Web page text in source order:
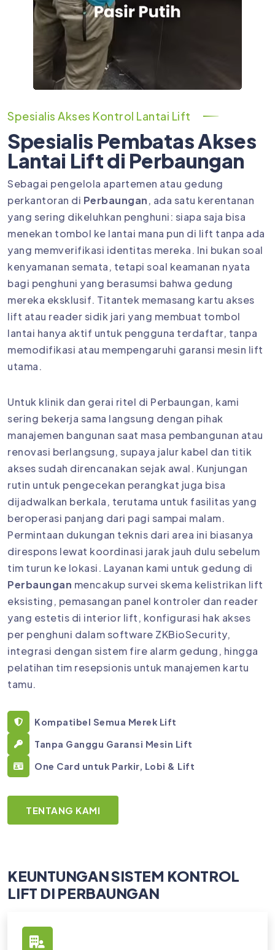
Spesialis Akses Kontrol Lantai Lift
Spesialis Pembatas Akses
Lantai Lift di Perbaungan
Sebagai pengelola apartemen atau gedung
perkantoran di Perbaungan, ada satu kerentanan
yang sering dikeluhkan penghuni: siapa saja bisa
menekan tombol ke lantai mana pun di lift tanpa ada
yang memverifikasi identitas mereka. Ini bukan soal
kenyamanan semata, tetapi soal keamanan nyata
bagi penghuni yang berasumsi bahwa gedung
mereka eksklusif. Titantek memasang kartu akses
lift atau reader sidik jari yang membuat tombol
lantai hanya aktif untuk pengguna terdaftar, tanpa
memodifikasi atau mempengaruhi garansi mesin lift
utama.
Untuk klinik dan gerai ritel di Perbaungan, kami
sering bekerja sama langsung dengan pihak
manajemen bangunan saat masa pembangunan atau
renovasi berlangsung, supaya jalur kabel dan titik
akses sudah direncanakan sejak awal. Kunjungan
rutin untuk pengecekan perangkat juga bisa
dijadwalkan berkala, terutama untuk fasilitas yang
beroperasi panjang dari pagi sampai malam.
Permintaan dukungan teknis dari area ini biasanya
direspons lewat koordinasi jarak jauh dulu sebelum
tim turun ke lokasi. Layanan kami untuk gedung di
Perbaungan mencakup survei skema kelistrikan lift
eksisting, pemasangan panel kontroler dan reader
yang estetis di interior lift, konfigurasi hak akses
per penghuni dalam software ZKBioSecurity,
integrasi dengan sistem fire alarm gedung, hingga
pelatihan tim resepsionis untuk manajemen kartu
tamu.
Kompatibel Semua Merek Lift
Tanpa Ganggu Garansi Mesin Lift
One Card untuk Parkir, Lobi & Lift
TENTANG KAMI
KEUNTUNGAN SISTEM KONTROL
LIFT DI PERBAUNGAN